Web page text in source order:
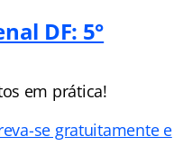
DF: 5°
em prática!
se gratuitamente e